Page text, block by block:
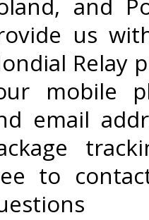
and
us
Relay
mobile
email
to